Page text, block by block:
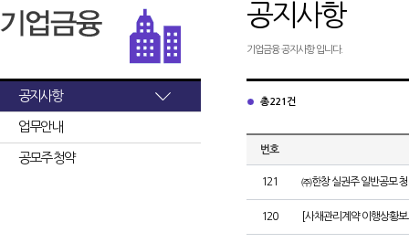
공지사항
업무안내
공모주 청약
공지사항
기업금융 공지사항 입니다.
총 221건
번호
121 ㈜한창 실권주 일반공모
120 [사채관리계약 이행상황